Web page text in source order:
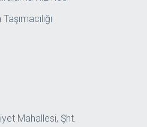
Mahallesi, Şht.